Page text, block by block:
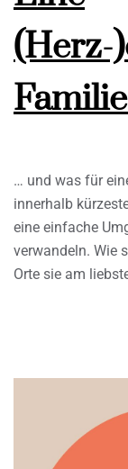
(Herz-
… und was für
innerhalb
eine einfache
verwandeln. Wie
Orte sie am